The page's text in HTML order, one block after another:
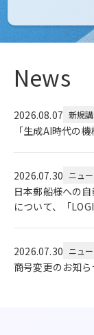
News
2026.08.07 新規
「生成AI時代の
2026.07.30 ニュ
日本郵船様への
について、「
2026.07.30 ニュ
商号変更のお知ら